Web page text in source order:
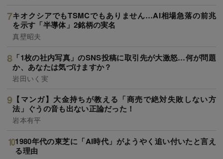
キオクシアでもTSMCでもありません…AI相場急落の前兆
を示す「半導体」2銘柄の実名
真壁昭夫
「1枚の社内写真」のSNS投稿に取引先が大激怒…何が問題
か、あなたは気づけますか？
岩田いく実
【マンガ】大金持ちが教える「商売で絶対失敗しない方
法」ぐうの音も出ない正論だった！
岩本有平
1980年代の東芝に「AI時代」がようやく追い付いたと言え
る理由